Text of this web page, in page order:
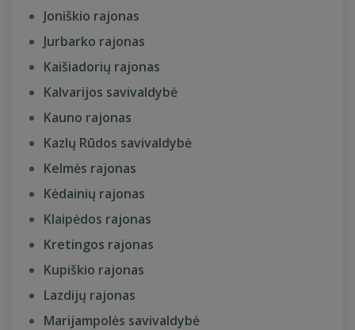
Joniškio rajonas
Jurbarko rajonas
Kaišiadorių rajonas
Kalvarijos savivaldybė
Kauno rajonas
Kazlų Rūdos savivaldybė
Kelmės rajonas
Kėdainių rajonas
Klaipėdos rajonas
Kretingos rajonas
Kupiškio rajonas
Lazdijų rajonas
Marijampolės savivaldybė